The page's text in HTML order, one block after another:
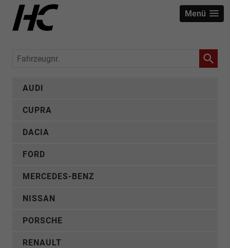
Menü
Fahrzeugnr.
AUDI
CUPRA
DACIA
FORD
MERCEDES-BENZ
NISSAN
PORSCHE
RENAULT